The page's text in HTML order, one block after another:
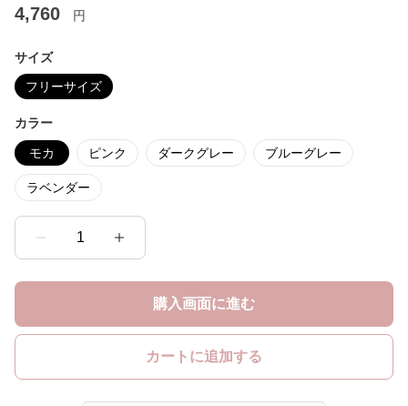
4,760 円
サイズ
フリーサイズ
カラー
モカ ピンク ダークグレー ブルーグレー
ラベンダー
1
購入画面に進む
カートに追加する